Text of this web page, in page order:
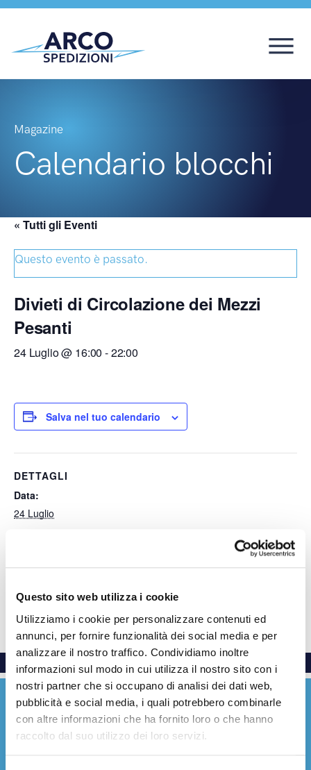
Questo sito web utilizza i cookie
Utilizziamo i cookie per personalizzare contenuti ed
annunci, per fornire funzionalità dei social media e per
analizzare il nostro traffico. Condividiamo inoltre
informazioni sul modo in cui utilizza il nostro sito con i
nostri partner che si occupano di analisi dei dati web,
pubblicità e social media, i quali potrebbero combinarle
con altre informazioni che ha fornito loro o che hanno
raccolto dal suo utilizzo dei loro servizi.
Magazine
Calendario blocchi
« Tutti gli Eventi
Questo evento è passato.
Divieti di Circolazione dei Mezzi
Pesanti
24 Luglio @ 16:00 -22:00
Salva nel tuo calendario
DETTAGLI
Data:
24 Luglio
Divieti di Circolazione dei
Mezzi Pesanti
Divieti di Circolazione dei
Mezzi Pesanti